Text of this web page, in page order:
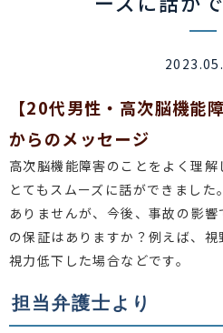
【20代男性・高次脳機
からのメッセージ
高次脳機能障害のことをよく理解
とてもスムーズに話ができまし
ありませんが、今後、事故の影
の保証はありますか？例えば、視
視力低下した場合などです。